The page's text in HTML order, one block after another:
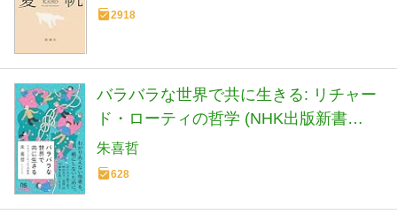
2918
バラバラな世界で共に生きる: リチャー
ド・ローティの哲学 (NHK出版新書
760)
朱喜哲
628